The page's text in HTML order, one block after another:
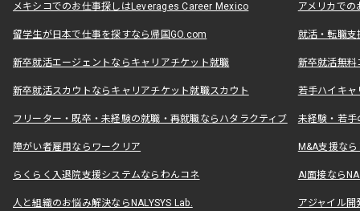
メキシコでのお仕事探しはLeverages Career Mexico アメリカで
留学生が日本で仕事を探すなら帰国GO.com 就活・転職
新卒就活エージェントならキャリアチケット就職 新卒就活無料
新卒就活スカウトならキャリアチケット就職スカウト 若手ハイキ
フリーター・既卒・未経験の就職・再就職ならハタラクティブ 未経験・若手
障がい者雇用ならワークリア M&A支援な
らくらく入退院支援システムならわんコネ AI面接なら
人と組織のお悩み解決ならNALYSYS Lab. アジャイル